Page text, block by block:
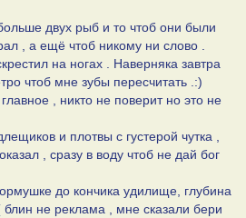
двух рыб и то чтоб они были
, а ещё чтоб никому ни слово .
на ногах . Наверняка завтра
чтоб мне зубы пересчитать .:)
, никто не поверит но это не
и плотвы с густерой чутка ,
, сразу в воду чтоб не дай бог
до кончика удилище, глубина
не реклама , мне сказали бери